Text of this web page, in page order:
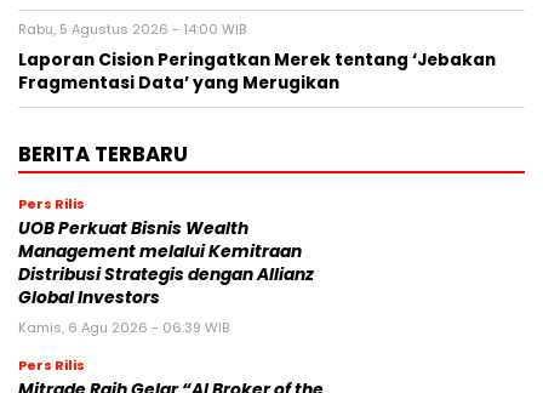
Rabu, 5 Agustus 2026 - 14:00 WIB
Laporan Cision Peringatkan Merek tentang ‘Jebakan
Fragmentasi Data’ yang Merugikan
BERITA TERBARU
Pers Rilis
UOB Perkuat Bisnis Wealth
Management melalui Kemitraan
Distribusi Strategis dengan Allianz
Global Investors
Kamis, 6 Agu 2026 - 06:39 WIB
Pers Rilis